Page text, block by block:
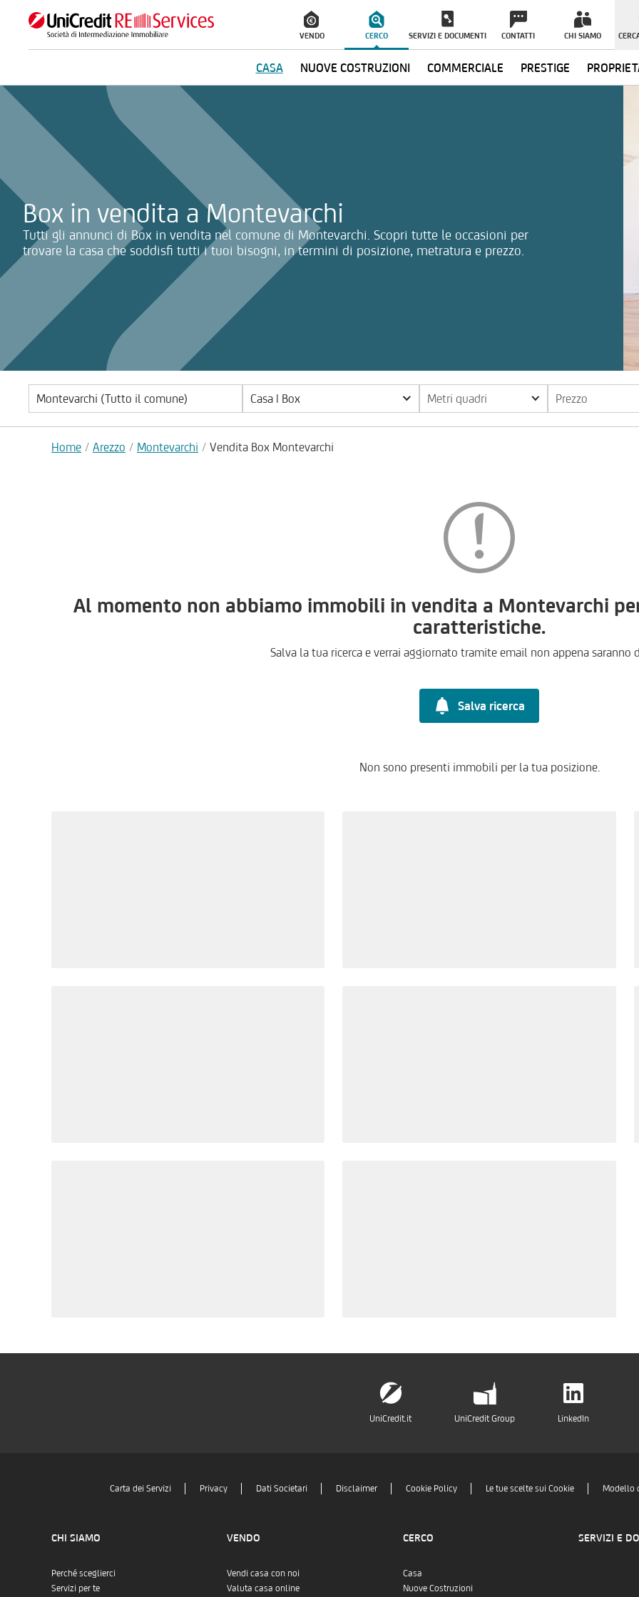
VENDO CERCO
CASA NUOVE COSTRUZIONI COMMERCIALE PRESTIGE
SERVIZI E DOCUMENTI CONTATTI CHI SIAMO
Box in vendita a Montevarchi
Tutti gli annunci di Box in vendita nel comune di Montevarchi. Scopri tutte le occasioni per
trovare la casa che soddisfi tutti i tuoi bisogni, in termini di posizione, metratura e prezzo.
La ricerca verrà inviata automaticamente alla selezione delle informazioni
Casa | Box Metri quadri Prezzo
Home Arezzo Montevarchi Vendita Box Montevarchi
Al momento non abbiamo immobili in vendita a Montevarchi
caratteristiche.
Salva la tua ricerca e verrai aggiornato tramite email non appena saranno
Salva ricerca
Non sono presenti immobili per la tua posizione.
UniCredit.it UniCredit Group LinkedIn
Carta dei Servizi Privacy Dati Societari Disclaimer Cookie Policy Le tue scelte sui Cookie Modello
CHI SIAMO
Perché sceglierci
Servizi per te
VENDO
Vendi casa con noi
Valuta casa online
CERCO
Casa
Nuove Costruzioni
SERVIZI E